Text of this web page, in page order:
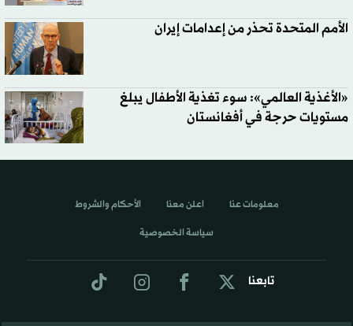
الأمم المتحدة تحذر من إعدامات إيران
«الأغذية العالمي»: سوء تغذية الأطفال يبلغ
مستويات حرجة في أفغانستان
تابعنا
معلومات عنا اعلن معنا الأحكام والشروط
سياسة الخصوصية